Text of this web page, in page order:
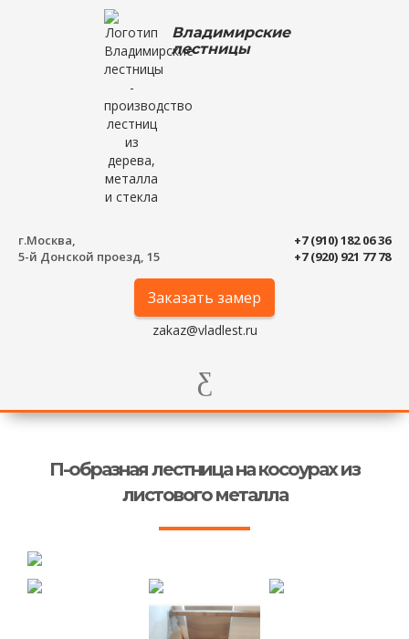
Владимирские
лестницы
г.Москва,
5-й Донской проезд, 15
+7 (910) 182 06 36
+7 (920) 921 77 78
Заказать замер
zakaz@vladlest.ru
П-образная лестница на косоурах из
листового металла